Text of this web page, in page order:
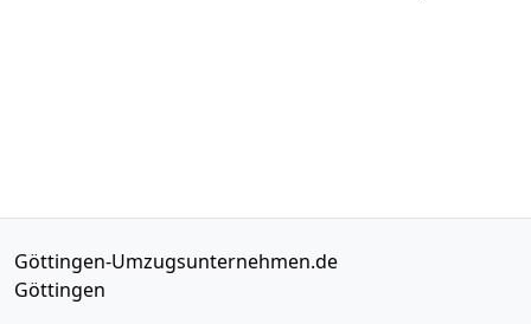
Göttingen-Umzugsunternehmen.de
Göttingen